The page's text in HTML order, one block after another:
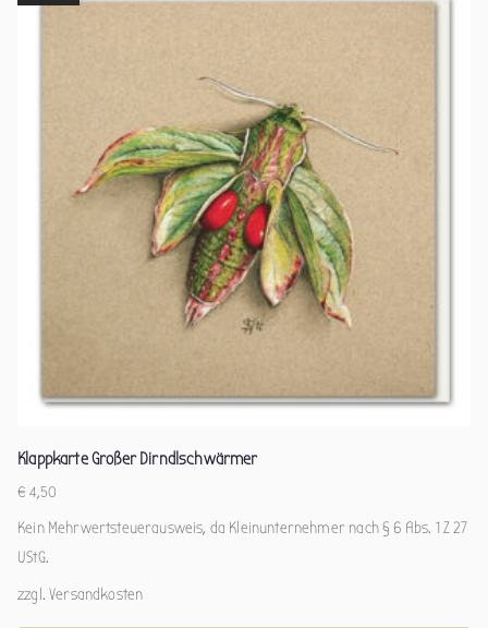
Klappkarte Großer Dirndlschwärmer
€ 4,50
Kein Mehrwertsteuerausweis, da Kleinunternehmer nach § 6 Abs. 1 Z 27
UStG.
zzgl.Versandkosten